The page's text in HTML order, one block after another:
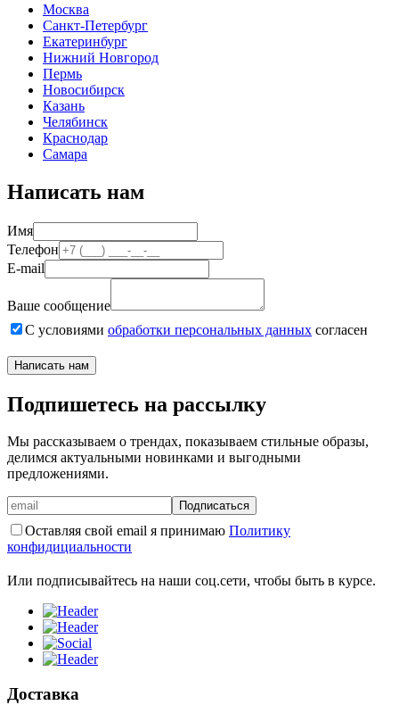
Москва
Санкт-Петербург
Екатеринбург
Нижний Новгород
Пермь
Новосибирск
Казань
Челябинск
Краснодар
Самара
Написать нам
Имя
Телефон
E-mail
Ваше сообщение
С условиями обработки персональных данных согласен
Написать нам
Подпишетесь на рассылку
Мы рассказываем о трендах, показываем стильные образы,
делимся актуальными новинками и выгодными
предложениями.
Подписаться
Оставляя свой email я принимаю Политику
конфидициальности
Или подписывайтесь на наши соц.сети, чтобы быть в курсе.
Доставка